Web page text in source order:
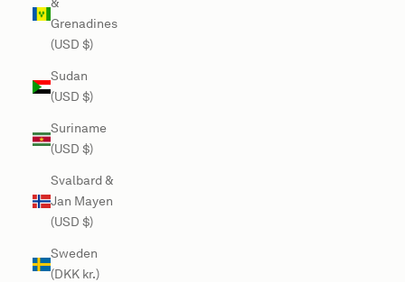
&
Grenadines
(USD $)
Sudan
(USD $)
Suriname
(USD $)
Svalbard &
Jan Mayen
(USD $)
Sweden
(DKK kr.)